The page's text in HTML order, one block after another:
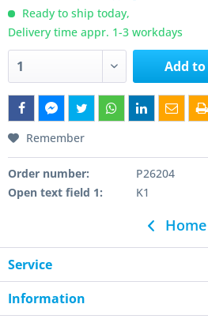
Ready to ship today,
Delivery time appr. 1-3 workdays
Add to
Remember
Order number:
P26204
Open text field 1:
K1
Home
Service
Information